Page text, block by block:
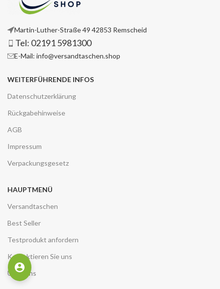
Martin-Luther-Straße 49 42853 Remscheid
Tel: 02191 5981300
E-Mail: info@versandtaschen.shop
WEITERFÜHRENDE INFOS
Datenschutzerklärung
Rückgabehinweise
AGB
Impressum
Verpackungsgesetz
HAUPTMENÜ
Versandtaschen
Best Seller
Testprodukt anfordern
Kontaktieren Sie uns
Über Uns